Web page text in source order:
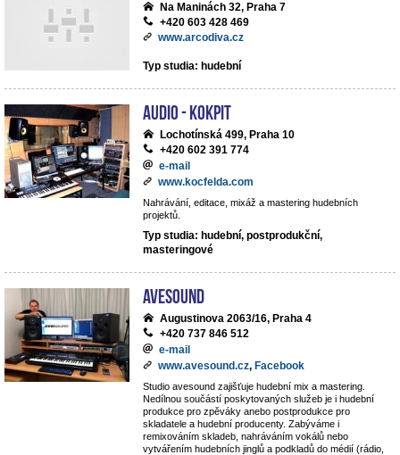
Na Maninách 32, Praha 7
+420 603 428 469
www.arcodiva.cz
Typ studia: hudební
Audio - Kokpit
Lochotínská 499, Praha 10
+420 602 391 774
e-mail
www.kocfelda.com
Nahrávání, editace, mixáž a mastering hudebních
projektů.
Typ studia: hudební, postprodukční,
masteringové
avesound
Augustinova 2063/16, Praha 4
+420 737 846 512
e-mail
www.avesound.cz, Facebook
Studio avesound zajišťuje hudební mix a mastering.
Nedílnou součástí poskytovaných služeb je i hudební
produkce pro zpěváky anebo postprodukce pro
skladatele a hudební producenty. Zabýváme i
remixováním skladeb, nahráváním vokálů nebo
vytvářením hudebních jinglů a podkladů do médií (rádio,